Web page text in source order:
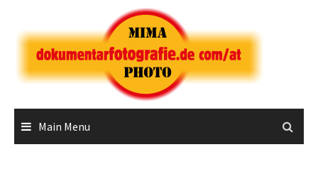
content
Main Menu